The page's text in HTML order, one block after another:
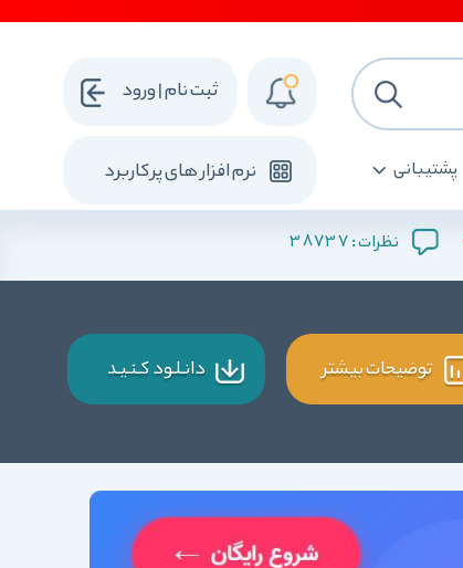
پشتیبانی نرم افزار های پرکاربرد
ثبت نام | ورود
نظرات :38737
توضیحات بیشتر دانـلـود کـنـیـد